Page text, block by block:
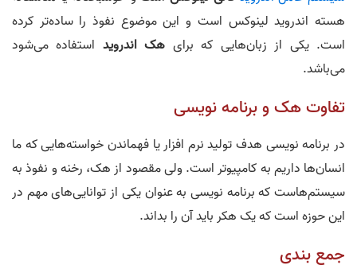
هسته اندروید لینوکس است و این موضوع نفوذ را ساده‌تر کرده
است. یکی از زبان‌هایی که برای هک اندروید استفاده می‌شود
می‌باشد.
تفاوت هک و برنامه نویسی
در برنامه نویسی هدف تولید نرم افزار یا فهماندن خواسته‌هایی که ما
انسان‌ها داریم به کامپیوتر است. ولی مقصود از هک، رخنه و نفوذ به
سیستم‌هاست که برنامه نویسی به عنوان یکی از توانایی‌های مهم در
این حوزه است که یک هکر باید آن را بداند.
جمع بندی